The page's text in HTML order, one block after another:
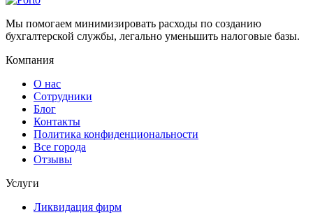
Мы помогаем минимизировать расходы по созданию
бухгалтерской службы, легально уменьшить налоговые базы.
Компания
О нас
Сотрудники
Блог
Контакты
Политика конфиденциональности
Все города
Отзывы
Услуги
Ликвидация фирм